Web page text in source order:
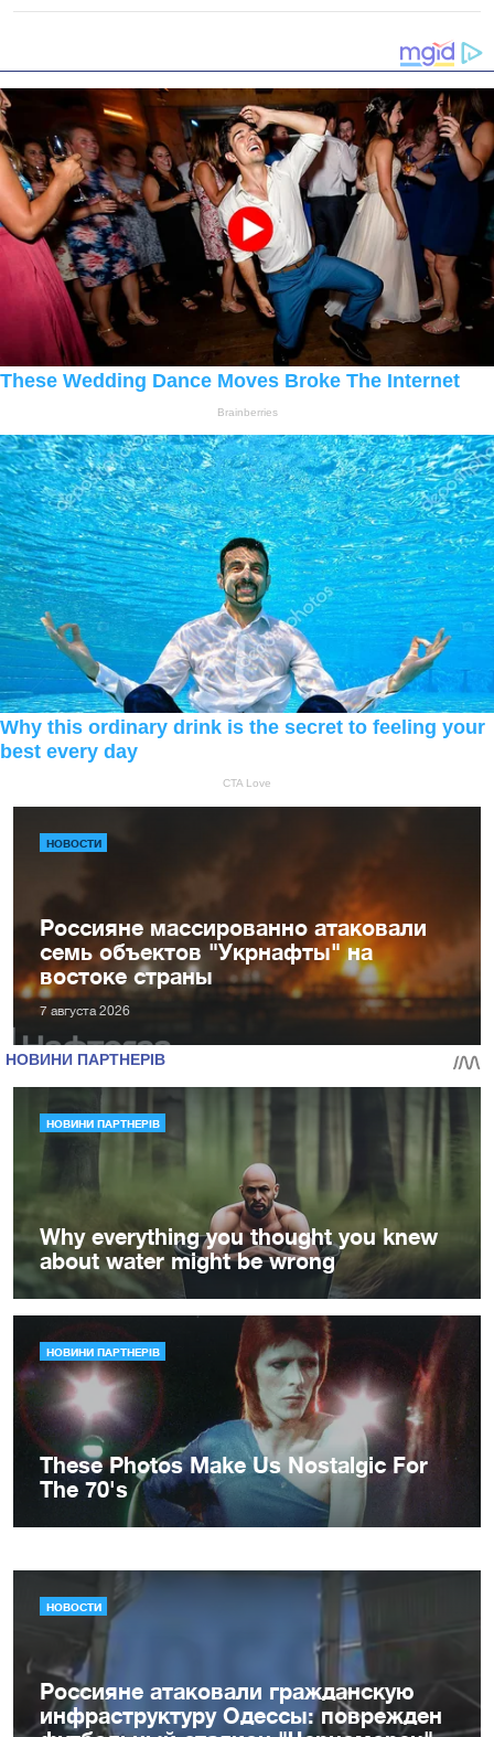
НОВОСТИ
Россияне массированно атаковали
семь объектов "Укрнафты" на
востоке страны
7 августа 2026
НОВОСТИ
Россияне атаковали гражданскую
инфраструктуру Одессы: поврежден